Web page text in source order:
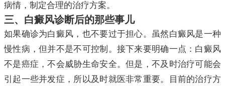
病情，制定合理的治疗方案。
三、白癜风诊断后的那些事儿
如果确诊为白癜风，也不要过于担心。虽然白癜风是一种
慢性病，但并不是不可控制。接下来要明确一点：白癜风
不是癌症，不会威胁生命安全。但是，不及时治疗可能会
引起一些并发症，所以及时就医非常重要。目前的治疗方